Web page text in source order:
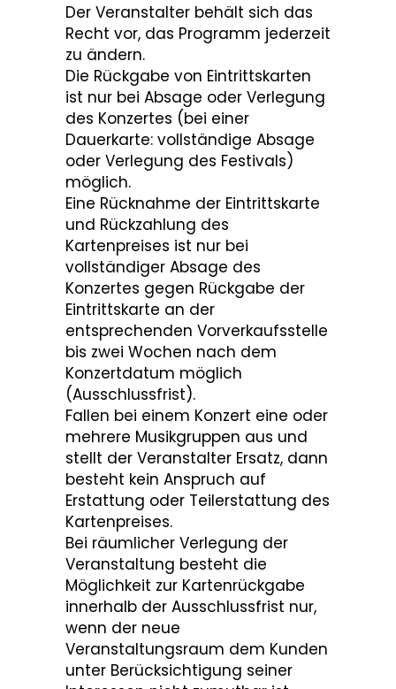
Der Veranstalter behält sich das
Recht vor, das Programm jederzeit
zu ändern.
Die Rückgabe von Eintrittskarten
ist nur bei Absage oder Verlegung
des Konzertes (bei einer
Dauerkarte: vollständige Absage
oder Verlegung des Festivals)
möglich.
Eine Rücknahme der Eintrittskarte
und Rückzahlung des
Kartenpreises ist nur bei
vollständiger Absage des
Konzertes gegen Rückgabe der
Eintrittskarte an der
entsprechenden Vorverkaufsstelle
bis zwei Wochen nach dem
Konzertdatum möglich
(Ausschlussfrist).
Fallen bei einem Konzert eine oder
mehrere Musikgruppen aus und
stellt der Veranstalter Ersatz, dann
besteht kein Anspruch auf
Erstattung oder Teilerstattung des
Kartenpreises.
Bei räumlicher Verlegung der
Veranstaltung besteht die
Möglichkeit zur Kartenrückgabe
innerhalb der Ausschlussfrist nur,
wenn der neue
Veranstaltungsraum dem Kunden
unter Berücksichtigung seiner